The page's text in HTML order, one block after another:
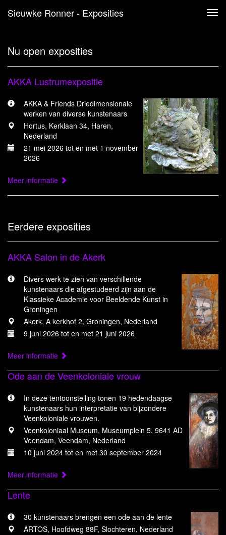
Sieuwke Ronner - Exposities
Nu open exposities
AKKA Lustrumexpositie
AKKA & Friends Driedimensionale
werken van diverse kunstenaars
Hortus, Kerklaan 34, Haren,
Nederland
21 mei 2026 tot en met 1 november
2026
Meer informatie
Eerdere exposities
AKKA Salon in de Akerk
Divers werk te zien van verschillende
kunstenaars die afgestudeerd zijn aan de
Klassieke Academie voor Beeldende Kunst in
Groningen
Akerk, A kerkhof 2, Groningen, Nederland
9 juni 2026 tot en met 21 juni 2026
Meer informatie
Ode aan de Veenkoloniale vrouw
In deze tentoonstelling tonen 19 hedendaagse
kunstenaars hun interpretatie van bijzondere
Veenkoloniale vrouwen.
Veenkoloniaal Museum, Museumplein 5, 9641 AD
Veendam, Veendam, Nederland
10 juni 2024 tot en met 30 september 2024
Meer informatie
Lente
30 kunstenaars brengen een ode aan de lente
ARTOS, Hoofdweg 88F, Slochteren, Nederland